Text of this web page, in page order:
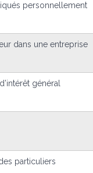
personnellement
dans une entreprise
général
particuliers